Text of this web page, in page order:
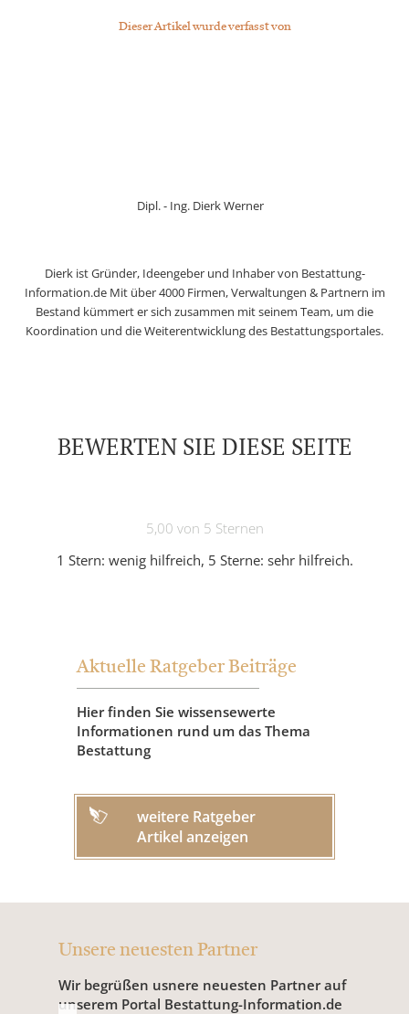
Dieser Artikel wurde verfasst von
Dipl. - Ing. Dierk Werner
Dierk ist Gründer, Ideengeber und Inhaber von Bestattung-
Information.de Mit über 4000 Firmen, Verwaltungen & Partnern im
Bestand kümmert er sich zusammen mit seinem Team, um die
Koordination und die Weiterentwicklung des Bestattungsportales.
BEWERTEN SIE DIESE SEITE
5,00 von 5 Sternen
1 Stern: wenig hilfreich, 5 Sterne: sehr hilfreich.
Aktuelle Ratgeber Beiträge
Hier finden Sie wissensewerte
Informationen rund um das Thema
Bestattung
weitere Ratgeber
Artikel anzeigen
Unsere neuesten Partner
Wir begrüßen usnere neuesten Partner auf
unserem Portal Bestattung-Information.de